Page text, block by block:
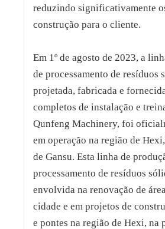
reduzindo significativamente
construção para o cliente.
Em 1º de agosto de 2023, a
de processamento de resíduos
projetada, fabricada e
completos de instalação e
Qunfeng Machinery, foi
em operação na região de
de Gansu. Esta linha de
processamento de resíduos
envolvida na renovação de
cidade e em projetos de
e pontes na região de Hexi, na